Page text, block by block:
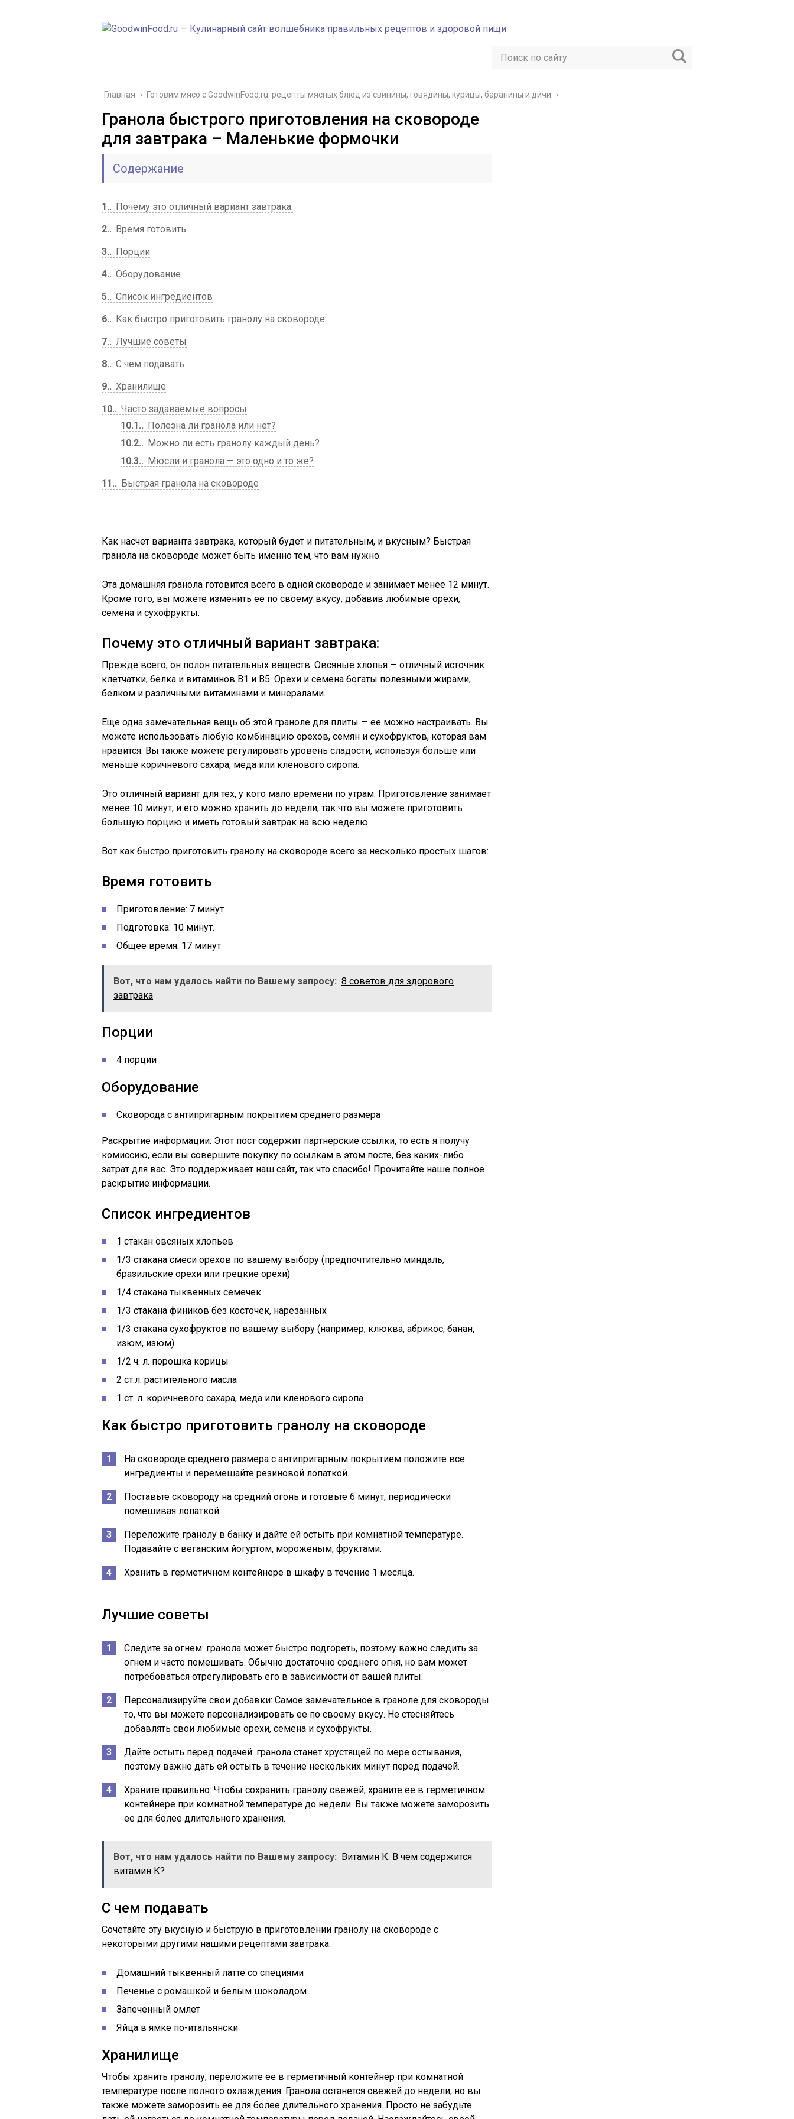
Главная › Готовим мясо с GoodwinFood.ru: рецепты мясных блюд из свинины, говядины, курицы, баранины и дичи ›
Гранола быстрого приготовления на сковороде
для завтрака – Маленькие формочки
Содержание
1.
Почему это отличный вариант завтрака:
2.
Время готовить
3.
Порции
4.
Оборудование
5.
Список ингредиентов
6.
Как быстро приготовить гранолу на сковороде
7.
Лучшие советы
8.
С чем подавать
9.
Хранилище
10.
Часто задаваемые вопросы
10.1.
Полезна ли гранола или нет?
10.2.
Можно ли есть гранолу каждый день?
10.3.
Мюсли и гранола — это одно и то же?
11.
Быстрая гранола на сковороде
Как насчет варианта завтрака, который будет и питательным, и вкусным? Быстрая
гранола на сковороде может быть именно тем, что вам нужно.
Эта домашняя гранола готовится всего в одной сковороде и занимает менее 12 минут.
Кроме того, вы можете изменить ее по своему вкусу, добавив любимые орехи,
семена и сухофрукты.
Почему это отличный вариант завтрака:
Прежде всего, он полон питательных веществ. Овсяные хлопья — отличный источник
клетчатки, белка и витаминов B1 и B5. Орехи и семена богаты полезными жирами,
белком и различными витаминами и минералами.
Еще одна замечательная вещь об этой граноле для плиты — ее можно настраивать. Вы
можете использовать любую комбинацию орехов, семян и сухофруктов, которая вам
нравится. Вы также можете регулировать уровень сладости, используя больше или
меньше коричневого сахара, меда или кленового сиропа.
Это отличный вариант для тех, у кого мало времени по утрам. Приготовление занимает
менее 10 минут, и его можно хранить до недели, так что вы можете приготовить
большую порцию и иметь готовый завтрак на всю неделю.
Вот как быстро приготовить гранолу на сковороде всего за несколько простых шагов:
Время готовить
Приготовление: 7 минут
Подготовка: 10 минут.
Общее время: 17 минут
Вот, что нам удалось найти по Вашему запросу: 8 советов для здорового
завтрака
Порции
4 порции
Оборудование
Сковорода с антипригарным покрытием среднего размера
Раскрытие информации: Этот пост содержит партнерские ссылки, то есть я получу
комиссию, если вы совершите покупку по ссылкам в этом посте, без каких-либо
затрат для вас. Это поддерживает наш сайт, так что спасибо! Прочитайте наше полное
раскрытие информации.
Список ингредиентов
1 стакан овсяных хлопьев
1/3 стакана смеси орехов по вашему выбору (предпочтительно миндаль,
бразильские орехи или грецкие орехи)
1/4 стакана тыквенных семечек
1/3 стакана фиников без косточек, нарезанных
1/3 стакана сухофруктов по вашему выбору (например, клюква, абрикос, банан,
изюм, изюм)
1/2 ч. л. порошка корицы
2 ст.л. растительного масла
1 ст. л. коричневого сахара, меда или кленового сиропа
Как быстро приготовить гранолу на сковороде
На сковороде среднего размера с антипригарным покрытием положите все
ингредиенты и перемешайте резиновой лопаткой.
Поставьте сковороду на средний огонь и готовьте 6 минут, периодически
помешивая лопаткой.
Переложите гранолу в банку и дайте ей остыть при комнатной температуре.
Подавайте с веганским йогуртом, мороженым, фруктами.
Хранить в герметичном контейнере в шкафу в течение 1 месяца.
Лучшие советы
Следите за огнем: гранола может быстро подгореть, поэтому важно следить за
огнем и часто помешивать. Обычно достаточно среднего огня, но вам может
потребоваться отрегулировать его в зависимости от вашей плиты.
Персонализируйте свои добавки: Самое замечательное в граноле для сковороды
то, что вы можете персонализировать ее по своему вкусу. Не стесняйтесь
добавлять свои любимые орехи, семена и сухофрукты.
Дайте остыть перед подачей: гранола станет хрустящей по мере остывания,
поэтому важно дать ей остыть в течение нескольких минут перед подачей.
Храните правильно: Чтобы сохранить гранолу свежей, храните ее в герметичном
контейнере при комнатной температуре до недели. Вы также можете заморозить
ее для более длительного хранения.
Вот, что нам удалось найти по Вашему запросу: Витамин К: В чем содержится
витамин К?
С чем подавать
Сочетайте эту вкусную и быструю в приготовлении гранолу на сковороде с
некоторыми другими нашими рецептами завтрака:
Домашний тыквенный латте со специями
Печенье с ромашкой и белым шоколадом
Запеченный омлет
Яйца в ямке по-итальянски
Хранилище
Чтобы хранить гранолу, переложите ее в герметичный контейнер при комнатной
температуре после полного охлаждения. Гранола останется свежей до недели, но вы
также можете заморозить ее для более длительного хранения. Просто не забудьте